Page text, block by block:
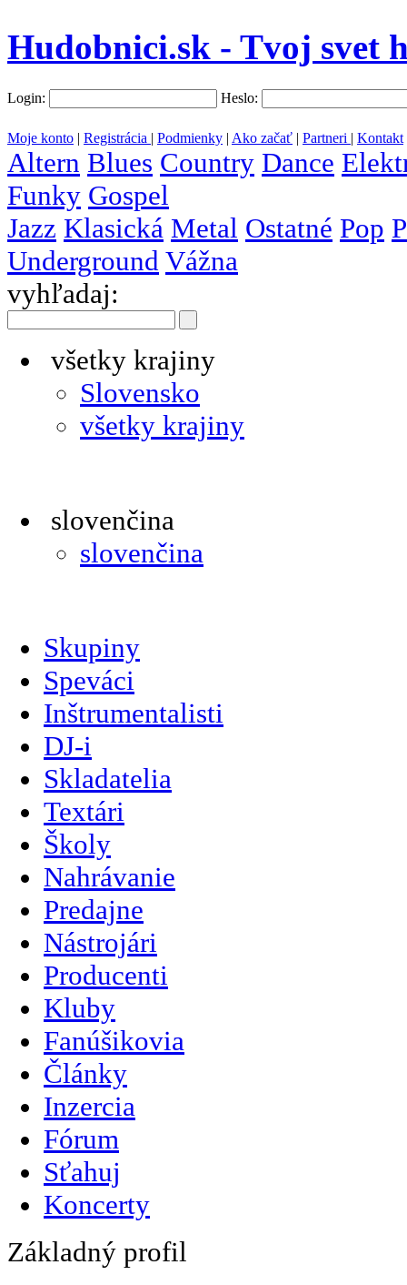
Hudobnici.sk - Tvoj svet
Login: Heslo:
Moje konto | Registrácia | Podmienky | Ako začať | Partneri | Kontakt
Altern Blues Country Dance
Funky Gospel
Jazz Klasická Metal Ostatné Pop
Underground Vážna
vyhľadaj:
všetky krajiny
Slovensko
všetky krajiny
slovenčina
slovenčina
Skupiny
Speváci
Inštrumentalisti
DJ-i
Skladatelia
Textári
Školy
Nahrávanie
Predajne
Nástrojári
Producenti
Kluby
Fanúšikovia
Články
Inzercia
Fórum
Sťahuj
Koncerty
Základný profil